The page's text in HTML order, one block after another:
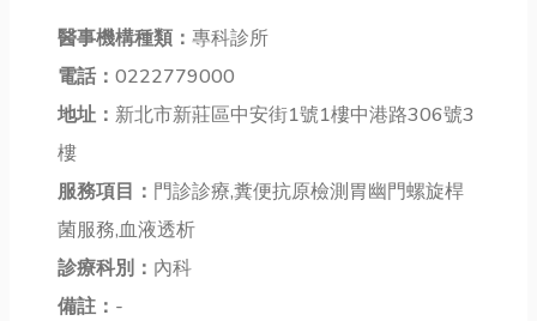
醫事機構種類： 專科診所
電話： 0222779000
地址： 新北市新莊區中安街1號1樓中港路306號3
樓
服務項目： 門診診療,糞便抗原檢測胃幽門螺旋桿
菌服務,血液透析
診療科別： 內科
備註： -